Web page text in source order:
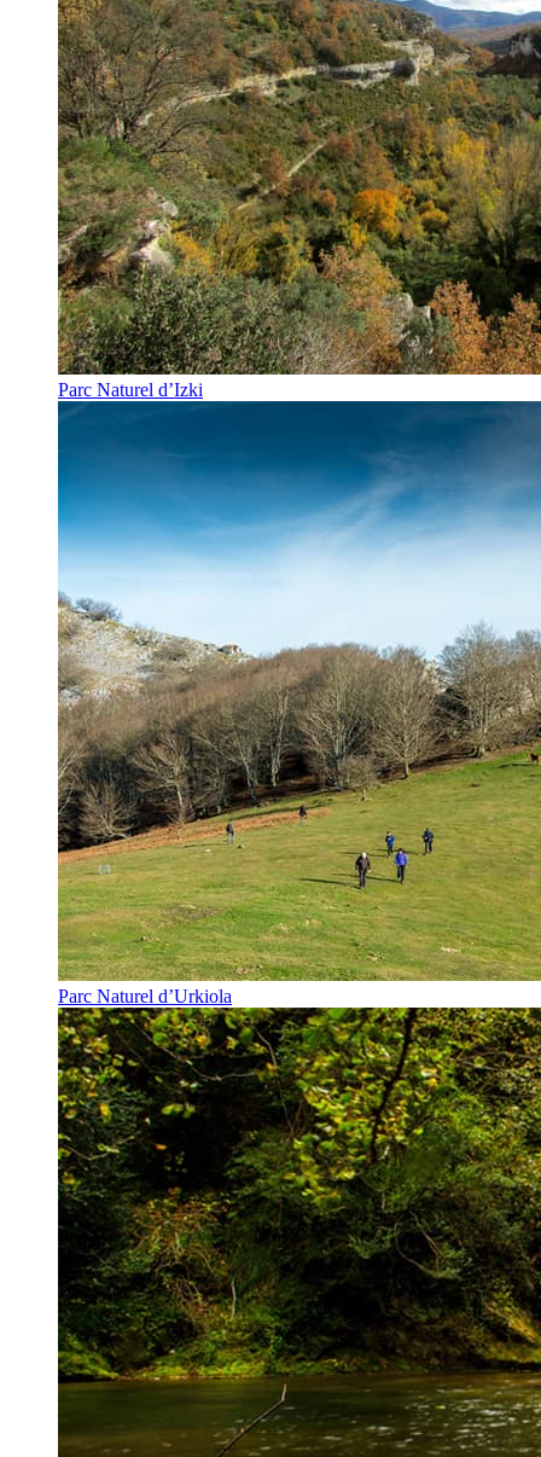
Parc Naturel d’Izki
Parc Naturel d’Urkiola